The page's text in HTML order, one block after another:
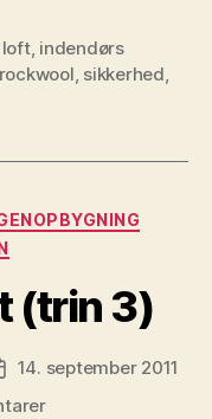
, indendørs
rockwool, sikkerhed,
(trin 3)
14. september 2011
til